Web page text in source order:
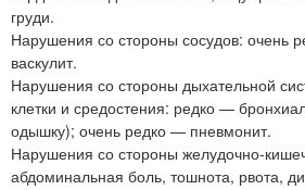
груди.
Нарушения со стороны сосудов: очень
васкулит.
Нарушения со стороны дыхательной
клетки и средостения: редко —
одышку); очень редко — пневмонит.
Нарушения со стороны желудочно-
абдоминальная боль, тошнота, рвота,